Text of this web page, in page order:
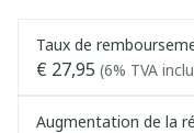
Taux de
€ 27,95 (6% TVA
Augmentation de la